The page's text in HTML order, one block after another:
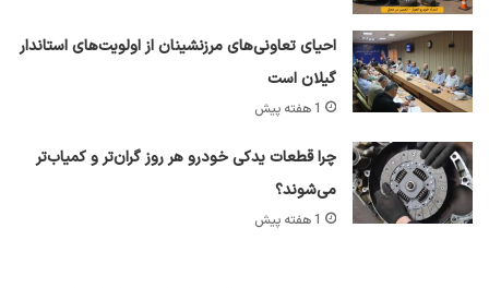
احیای تعاونی‌های مرزنشینان از اولویت‌های استاندار
گیلان است
1 هفته پیش
چرا قطعات یدکی خودرو هر روز گران‌تر و کمیاب‌تر
می‌شوند؟
1 هفته پیش